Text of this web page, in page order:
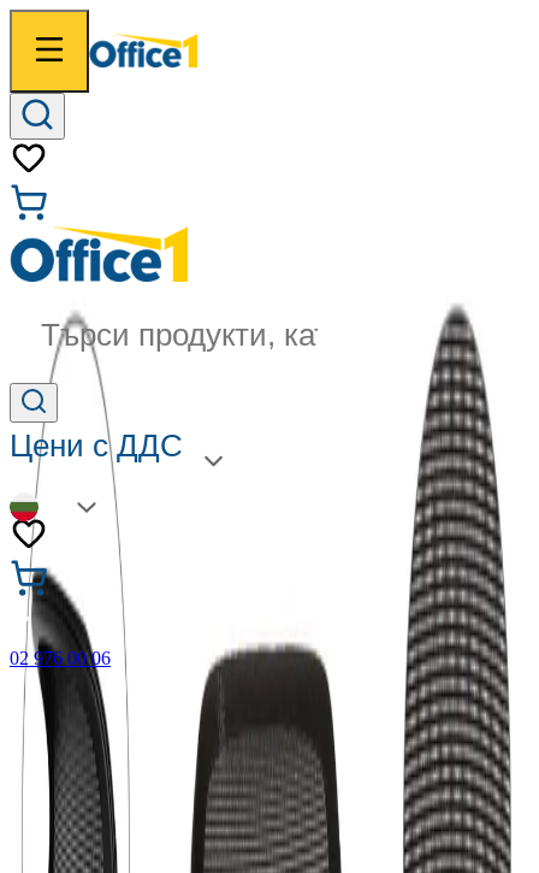
Търси продукти, категории...
Цени с ДДС
BG
02 976 00 06
🎁 Купи 3 продукта с марката Faber-Castell и вземи
най-евтиния БЕЗПЛАТНО! Важи само онлайн до
31.08.2026 г.